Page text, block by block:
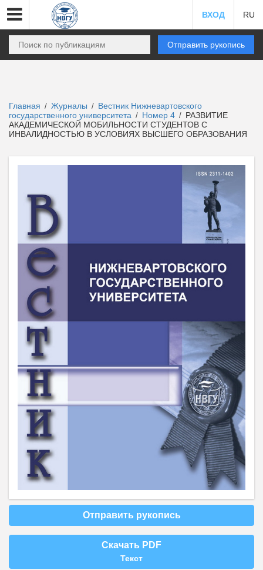
ВХОД RU
Отправить рукопись
Главная / Журналы / Вестник Нижневартовского
государственного университета / Номер 4 / РАЗВИТИЕ
АКАДЕМИЧЕСКОЙ МОБИЛЬНОСТИ СТУДЕНТОВ С
ИНВАЛИДНОСТЬЮ В УСЛОВИЯХ ВЫСШЕГО ОБРАЗОВАНИЯ
Отправить рукопись
Скачать PDF
Текст